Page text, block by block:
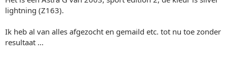
lightning (Z163).
Ik heb al van alles afgezocht en gemaild etc. tot nu toe zonder
resultaat ...